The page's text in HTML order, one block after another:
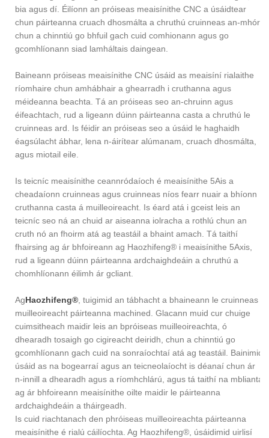
bia agus dí. Éilíonn an próiseas meaisínithe CNC a úsáidtear
chun páirteanna cruach dhosmálta a chruthú cruinneas an-mhór
chun a chinntiú go bhfuil gach cuid comhionann agus go
gcomhlíonann siad lamháltais daingean.
Baineann próiseas meaisínithe CNC úsáid as meaisíní rialaithe
ríomhaire chun amhábhair a ghearradh i cruthanna agus
méideanna beachta. Tá an próiseas seo an-chruinn agus
éifeachtach, rud a ligeann dúinn páirteanna casta a chruthú le
cruinneas ard. Is féidir an próiseas seo a úsáid le haghaidh
éagsúlacht ábhar, lena n-áirítear alúmanam, cruach dhosmálta,
agus miotail eile.
Is teicníc meaisínithe ceannródaíoch é meaisínithe 5Ais a
cheadaíonn cruinneas agus cruinneas níos fearr nuair a bhíonn
cruthanna casta á muilleoireacht. Is éard atá i gceist leis an
teicníc seo ná an chuid ar aiseanna iolracha a rothlú chun an
cruth nó an fhoirm atá ag teastáil a bhaint amach. Tá taithí
fhairsing ag ár bhfoireann ag Haozhifeng® i meaisínithe 5Axis,
rud a ligeann dúinn páirteanna ardchaighdeáin a chruthú a
chomhlíonann éilimh ár gcliant.
AgHaozhifeng® , tuigimid an tábhacht a bhaineann le cruinneas i
muilleoireacht páirteanna machined. Glacann muid cur chuige
cuimsitheach maidir leis an bpróiseas muilleoireachta, ó
dhearadh tosaigh go cigireacht deiridh, chun a chinntiú go
gcomhlíonann gach cuid na sonraíochtaí atá ag teastáil. Bainimid
úsáid as na bogearraí agus an teicneolaíocht is déanaí chun ár
n-innill a dhearadh agus a ríomhchlárú, agus tá taithí na mblianta
ag ár bhfoireann meaisínithe oilte maidir le páirteanna
ardchaighdeáin a tháirgeadh.
Is cuid riachtanach den phróiseas muilleoireachta páirteanna
meaisínithe é rialú cáilíochta. Ag Haozhifeng®, úsáidimid uirlisí